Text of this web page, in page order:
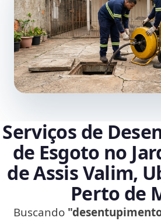
Serviços de
de Esgoto no
de Assis Valim,
Perto de
Buscando